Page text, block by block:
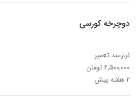
دوچرخه کورسی
نیازمند تعمیر
۲,۵۰۰,۰۰۰ تومان
۲ هفته پیش